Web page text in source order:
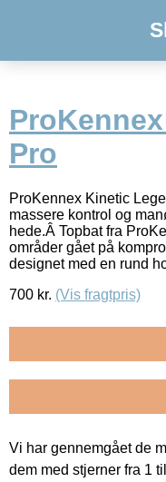
Pro
ProKennex Kinetic
massere kontrol og
hede.Â Topbat fra
områder gået på
designet med en rund
700 kr. (Vis fragtpris)
Vi har gennemgået de
dem med stjerner fra 1